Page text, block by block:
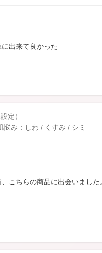
出来て良かった
定）
み：しわ / くすみ / シミ
こちらの商品に出会いまし